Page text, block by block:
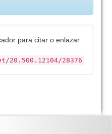
para citar o enlazar
28376